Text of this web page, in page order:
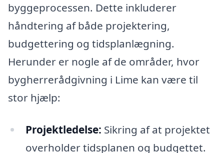
byggeprocessen. Dette inkluderer
håndtering af både projektering,
budgettering og tidsplanlægning.
Herunder er nogle af de områder, hvor
bygherrerådgivning i Lime kan være til
stor hjælp:
Projektledelse: Sikring af at projektet
overholder tidsplanen og budgettet.